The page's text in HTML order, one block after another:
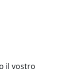
il vostro